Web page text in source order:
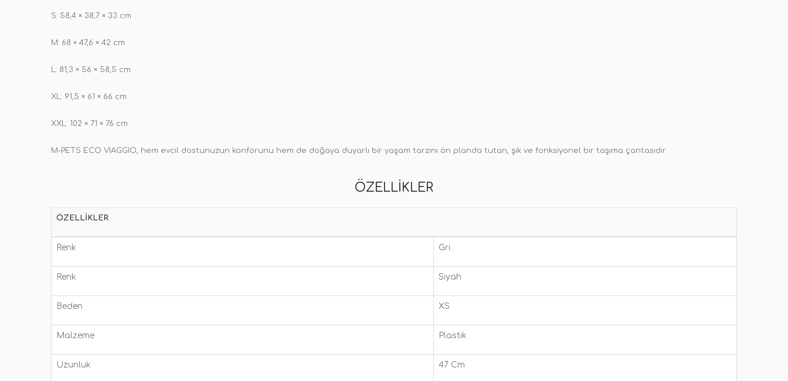
S: 58,4 × 38,7 × 33 cm
M: 68 × 47,6 × 42 cm
L: 81,3 × 56 × 58,5 cm
XL: 91,5 × 61 × 66 cm
XXL: 102 × 71 × 76 cm
M-PETS ECO VIAGGIO, hem evcil dostunuzun konforunu hem de doğaya duyarlı bir yaşam tarzını ön planda tutan, şık ve fonksiyonel bir taşıma çantasıdır.
ÖZELLIKLER
ÖZELLIKLER
Renk Gri
Renk Siyah
Beden XS
Malzeme Plastik
Uzunluk 47 Cm